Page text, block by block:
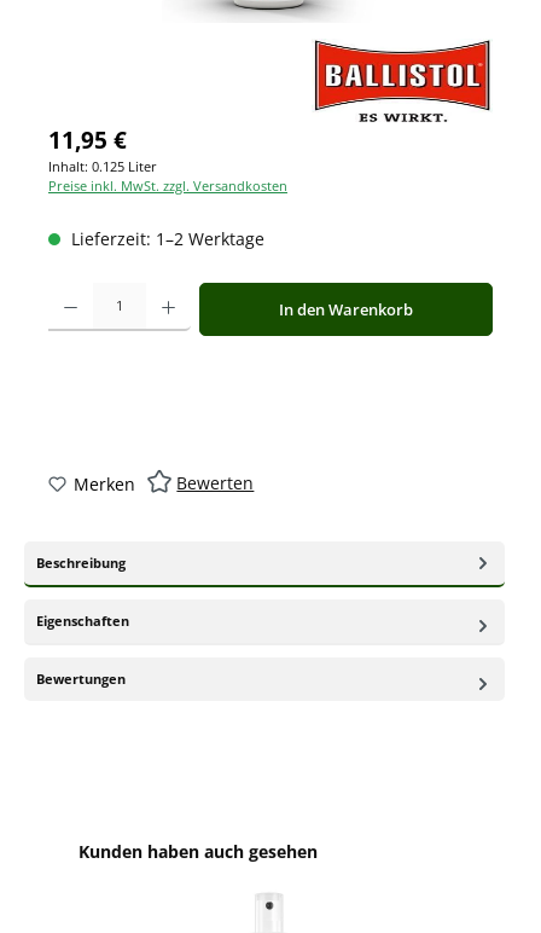
11,95 €
Inhalt: 0.125 Liter
Preise inkl. MwSt. zzgl. Versandkosten
Lieferzeit: 1–2 Werktage
Produkt Anzahl: Gib den gewünschten Wert ein oder benutze die
In den Warenkorb
Merken Bewerten
Beschreibung
Eigenschaften
Bewertungen
Produktgalerie überspringen
Kunden haben auch gesehen